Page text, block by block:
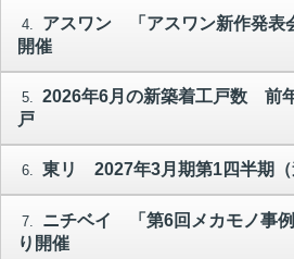
4.
アスワン 「アスワン新作発表
開催
5.
2026年6月の新築着工戸数 前
戸
6. 東リ 2027年3月期第1四半期（
7.
ニチベイ 「第6回メカモノ事
り開催